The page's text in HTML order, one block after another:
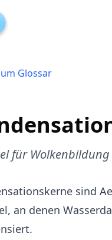
Glossar
für Wolkenbildung
sind
an denen